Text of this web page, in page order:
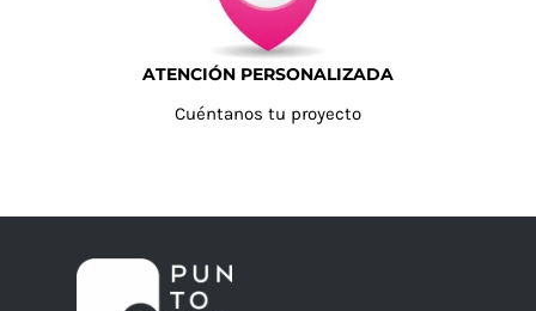
ATENCIÓN PERSONALIZADA
Cuéntanos tu proyecto